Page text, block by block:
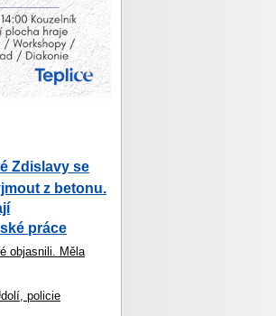
Zdislavy se
z betonu.
práce
objasnili. Měla
policie